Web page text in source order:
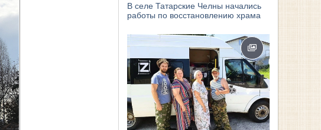
В селе Татарские Челны начались
работы по восстановлению храма